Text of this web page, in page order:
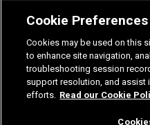
United Kingdom
België
Cookie Preferences
Cookies may be used on this
to enhance site navigation,
troubleshooting session
support resolution, and assist
efforts. Read our Cookie